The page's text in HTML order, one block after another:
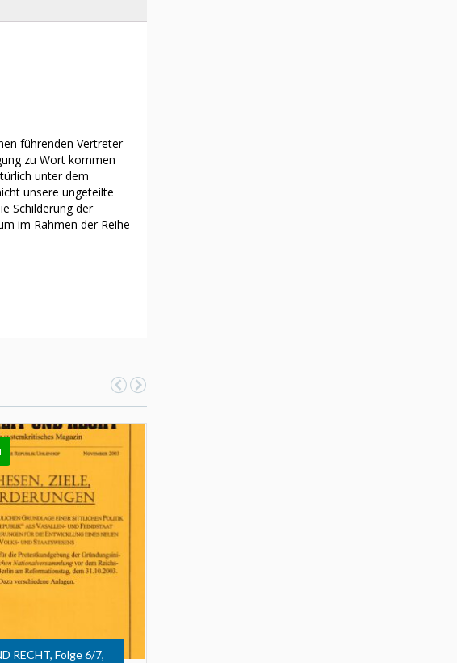
führenden Vertreter
zu Wort kommen
unter dem
unsere ungeteilte
Schilderung der
im Rahmen der Reihe
RECHT, Folge 6/7,